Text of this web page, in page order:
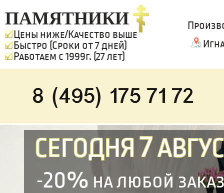
ПАМЯТНИКИ
Цены ниже/Качество выше
Быстро (Сроки от 7 дней)
Работаем с 1999г. (27 лет)
8 (495) 175 71 72
СЕГОДНЯ7
-20% на любой